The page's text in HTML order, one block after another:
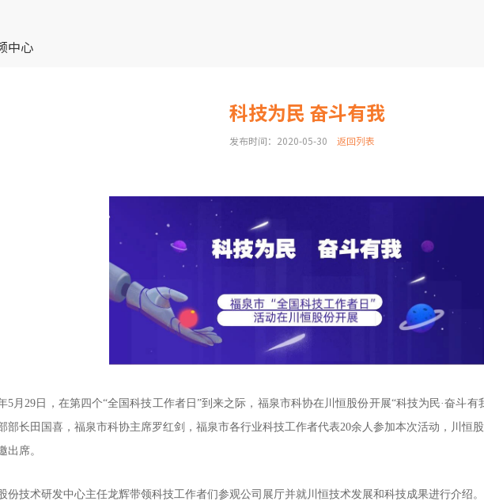
中心
科技为民 奋斗有我
发布时间：2020-05-30 返回列表
5月29日，在第四个“全国科技工作者日”到来之际，福泉市科协在川恒股份开展“科技为民·奋斗
部长田国喜，福泉市科协主席罗红剑，福泉市各行业科技工作者代表20余人参加本次活动，川恒
出席。
份技术研发中心主任龙辉带领科技工作者们参观公司展厅并就川恒技术发展和科技成果进行介绍。